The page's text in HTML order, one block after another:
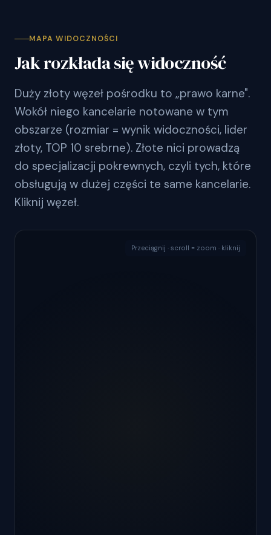
MAPA WIDOCZNOŚCI
Jak rozkłada się widoczność
Duży złoty węzeł pośrodku to „prawo karne".
Wokół niego kancelarie notowane w tym
obszarze (rozmiar = wynik widoczności, lider
złoty, TOP 10 srebrne). Złote nici prowadzą
do specjalizacji pokrewnych, czyli tych, które
obsługują w dużej części te same kancelarie.
Kliknij węzeł.
Przeciągnij · scroll = zoom · kliknij